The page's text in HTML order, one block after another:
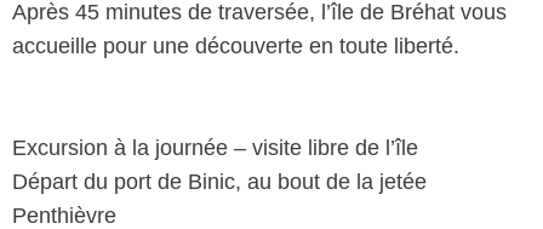
Après 45 minutes de traversée, l’île de Bréhat vous
accueille pour une découverte en toute liberté.
Excursion à la journée – visite libre de l’île
Départ du port de Binic, au bout de la jetée
Penthièvre